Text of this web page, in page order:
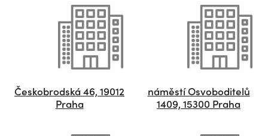
Českobrodská 46, 19012
Praha
náměstí Osvoboditelů
1409, 15300 Praha